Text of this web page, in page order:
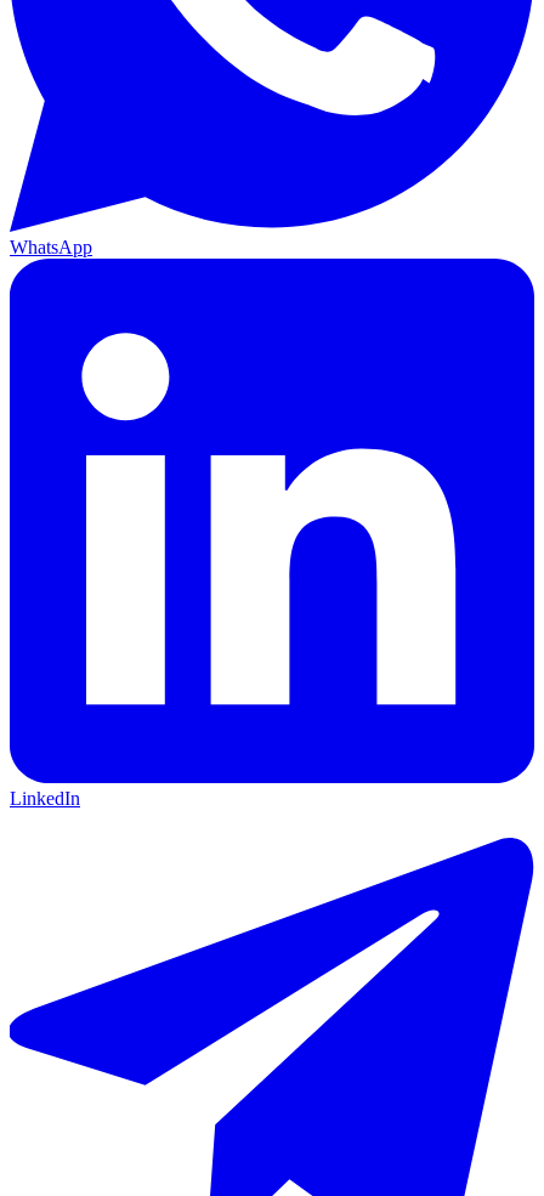
WhatsApp
LinkedIn